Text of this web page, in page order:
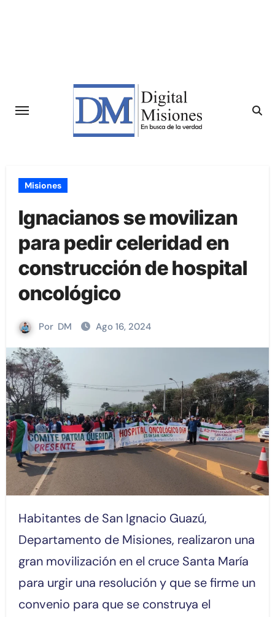
Misiones
Ignacianos se movilizan
para pedir celeridad en
construcción de hospital
oncológico
Por DM Ago 16, 2024
Habitantes de San Ignacio Guazú,
Departamento de Misiones, realizaron una
gran movilización en el cruce Santa María
para urgir una resolución y que se firme un
convenio para que se construya el